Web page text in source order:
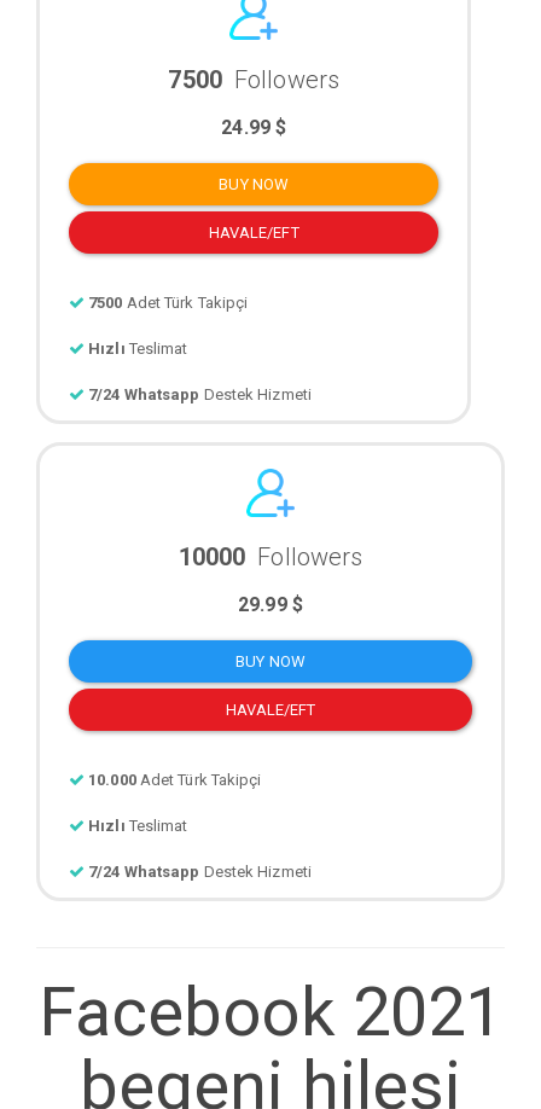
7500 Followers
24.99 $
BUY NOW
HAVALE/EFT
7500 Adet Türk Takipçi
Hızlı Teslimat
7/24 Whatsapp Destek Hizmeti
10000 Followers
29.99 $
BUY NOW
HAVALE/EFT
10.000 Adet Türk Takipçi
Hızlı Teslimat
7/24 Whatsapp Destek Hizmeti
Facebook 2021
begeni hilesi